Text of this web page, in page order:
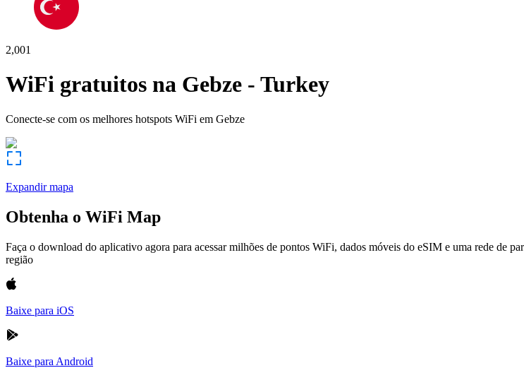
2,001
WiFi gratuitos na Gebze - Turkey
Conecte-se com os melhores hotspots WiFi em Gebze
Expandir mapa
Obtenha o WiFi Map
Faça o download do aplicativo agora para acessar milhões de pontos WiFi, dados móveis do eSIM e uma rede de
região
Baixe para iOS
Baixe para Android